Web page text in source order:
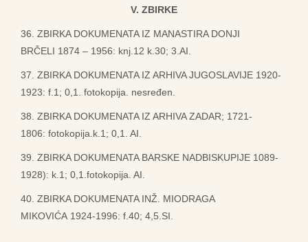
V. ZBIRKE
36. ZBIRKA DOKUMENATA IZ MANASTIRA DONJI
BRČELI 1874 – 1956: knj.12 k.30; 3.AI.
37. ZBIRKA DOKUMENATA IZ ARHIVA JUGOSLAVIJE 1920-
1923: f.1; 0,1. fotokopija. nesređen.
38. ZBIRKA DOKUMENATA IZ ARHIVA ZADAR; 1721-
1806: fotokopija.k.1; 0,1. AI.
39. ZBIRKA DOKUMENATA BARSKE NADBISKUPIJE 1089-
1928): k.1; 0,1.fotokopija. AI.
40. ZBIRKA DOKUMENATA INŽ. MIODRAGA
MIKOVIĆA 1924-1996: f.40; 4,5.SI.